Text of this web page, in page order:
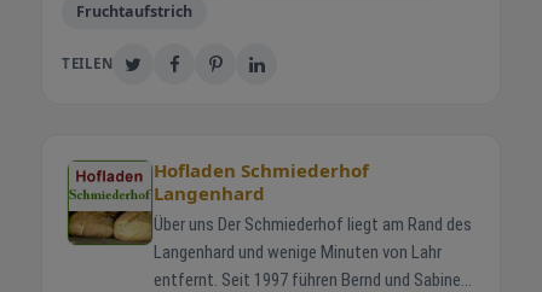
Fruchtaufstrich
TEILEN
Hofladen Schmiederhof
Langenhard
Über uns Der Schmiederhof liegt am Rand des
Langenhard und wenige Minuten von Lahr
entfernt. Seit 1997 führen Bernd und Sabine